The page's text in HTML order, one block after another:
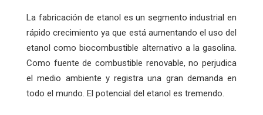
La fabricación de etanol es un segmento industrial en
rápido crecimiento ya que está aumentando el uso del
etanol como biocombustible alternativo a la gasolina.
Como fuente de combustible renovable, no perjudica
el medio ambiente y registra una gran demanda en
todo el mundo. El potencial del etanol es tremendo.